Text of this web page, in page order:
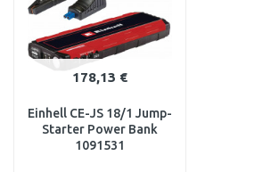
178,13 €
Einhell CE-JS 18/1 Jump-
Starter Power Bank
1091531